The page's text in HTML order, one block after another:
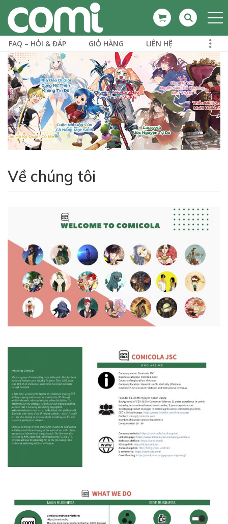
FAQ – HỎI & ĐÁP GIỎ HÀNG LIÊN HỆ
Về chúng tôi